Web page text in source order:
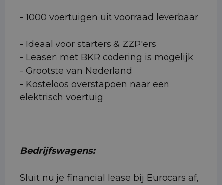
- 1000 voertuigen uit voorraad leverbaar
- Ideaal voor starters & ZZP'ers
- Leasen met BKR codering is mogelijk
- Grootste van Nederland
- Kosteloos overstappen naar een
elektrisch voertuig
Bedrijfswagens:
Sluit nu je financial lease bij Eurocars af,